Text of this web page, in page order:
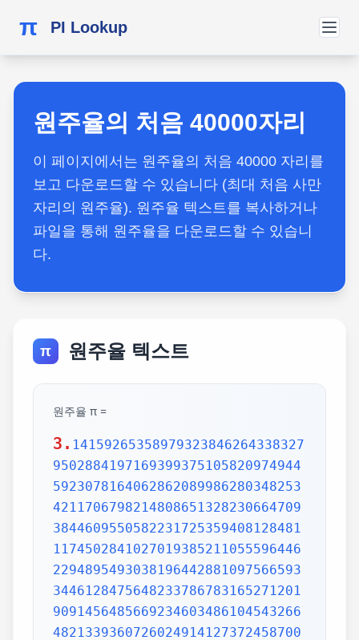
π PI Lookup
원주율의 처음 40000자리
이 페이지에서는 원주율의 처음 40000 자리를
보고 다운로드할 수 있습니다 (최대 처음 사만
자리의 원주율). 원주율 텍스트를 복사하거나
파일을 통해 원주율을 다운로드할 수 있습니
다.
π 원주율 텍스트
원주율 π =
3. 1415926535897932384626433832795028841971693993751058209749445923078164062862089986280348253421170679821480865132823066470938446095505822317253594081284811174502841027019385211055596446229489549303819644288109756659334461284756482337867831652712019091456485669234603486104543266482133936072602491412737245870066063155881748815209209628292540917153643678925903600113305305488204665213841469519415116094330572703657595919530921861173819326117931051185480744623799627495673518857527248912279381830119491298336733624406566430860213949463952247371907021798609437027705392171762931767523846748184676694051320005681271452635608277857713427577896091736371787214684409012249534301465495853710507922796892589235420199561121290219608640344181598136297747713099605187072113499999983729780499510597317328160963185950244594553469083026425223082533446850352619311881710100031378387528865875332083814206171776691473035982534904287554687311595628638823537875937519577818577805321712268066130019278766111959092164201989380952572010654858632788659361533818279682303019520353018529689957736225994138912497217752834791315155748572424541506959508295331168617278558890750983817546374649393192550604009277016711390098488240128583616035637076601047101819429555961989467678374494482553797747268471040475346462080466842590694912933136770289891521047521620569660240580381501935112533824300355876402474964732639141992726042699227967823547816360093417216412199245863150302861829745557067498385054945885869269956909272107975093029553211653449872027559602364806654991198818347977535663698074265425278625518184175746728909777727938000816470600161452491921732172147723501414419735685481613611573525521334757418494684385233239073941433345477624168625189835694855620992192221842725502542568876717904946016534668049886272327917860857843838279679766814541009538837863609506800642251252051173929848960841284886269456042419652850222106611863067442786220391949450471237137869609563643719172874677646575739624138908658326459958133904780275900994657640789512694683983525957098258226205224894077267194782684826014769909026401363944374553050682034962524517493996514314298091906592509372216964615157098583874105978859597729754989301617539284681382686838689427741559918559252459539594310499725246808459872736446958486538367362226260991246080512438843904512441365497627807977156914359977001296160894416948685558484063534220722258284886481584560285060168427394522674676788952521385225499546667278239864565961163548862305774564980355936345681743241125150760694794510965960940252288797108931456691368672287489405601015033086179286809208747609178249385890097149096759852613655497818931297848216829989487226588048575640142704775551323796414515237462343645428584447952658678210511413547357395231134271661021359695362314429524849371871101457654035902799344037420073105785390621983874478084784896833214457138687519435064302184531910484810053706146806749192781911979399520614196634287544406437451237181921799983910159195618146751426912397489409071864942319615679452080951465502252316038819301420937621378559566389377870830390697920773467221825625996615014215030680384477345492026054146659252014974428507325186660021324340881907104863317346496514539057962685610055081066587969981635747363840525714591028970641401109712062804390397595156771577004203378699360072305587631763594218731251471205329281918261861258673215791984148488291644706095752706957220917567116722910981690915280173506712748583222871835209353965725121083579151369882091444210067510334671103141267111369908658516398315019701651511685171437657618351556508849099898599823873455283316355076479185358932261854896321329330898570642046752590709154814165498594616371802709819943099244889575712828905923233260972997120844335732654893823911932597463667305836041428138830320382490375898524374417029132765618093773444030707469211201913020330380197621101100449293215160842444859637669838952286847831235526582131449576857262433441893039686426243410773226978028073189154411010446823252716201052652272111660396665573092547110557853763466820653109896526918620564769312570586356620185581007293606598764861179104533488503461136576867532494416680396265797877185560845529654126654085306143444318586769751456614068007002378776591344017127494704205622305389945613140711270004078547332699390814546646458807972708266830634328587856983052358089330657574067954571637752542021149557615814002501262285941302164715509792592309907965473761255176567513575178296664547791745011299614890304639947132962107340437518957359614589019389713111790429782856475032031986915140287080859904801094121472213179476477726224142548545403321571853061422881375850430633217518297986622371721591607716692547487389866549494501146540628433663937900397692656721463853067360965712091807638327166416274888800786925602902284721040317211860820419000422966171196377921337575114959501566049631862947265473642523081770367515906735023507283540567040386743513622224771589150495309844489333096340878076932599397805419341447377441842631298608099888687413260472156951623965864573021631598193195167353812974167729478672422924654366800980676928238280689964004824354037014163149658979409243237896907069779422362508221688957383798623001593776471651228935786015881617557829735233446042815126272037343146531977774160319906655418763979293344195215413418994854447345673831624993419131814809277771038638773431772075456545322077709212019051660962804909263601975988281613323166636528619326686336062735676303544776280350450777235547105859548702790814356240145171806246436267945612753181340783303362542327839449753824372058353114771199260638133467768796959703098339130771098704085913374641442822772634659470474587847787201927715280731767907707157213444730605700733492436931138350493163128404251219256517980694113528013147013047816437885185290928545201165839341965621349143415956258658655705526904965209858033850722426482939728584783163057777560688876446248246857926039535277348030480290058760758251047470916439613626760449256274204208320856611906254543372131535958450687724602901618766795240616342522577195429162991930645537799140373404328752628889639958794757291746426357455254079091451357111369410911939325191076020825202618798531887705842972591677813149699009019211697173727847684726860849003377024242916513005005168323364350389517029893922334517220138128069650117844087451960121228599371623130171144484640903890644954440061986907548516026327505298349187407866808818338510228334508504860825039302133219715518430635455007668282949304137765527939751754613953984683393638304746119966538581538420568533862186725233402830871123282789212507712629463229563989898935821167456270102183564622013496715188190973038119800497340723961036854066431939509790190699639552453005450580685501956730229219139339185680344903982059551002263535361920419947455385938102343955449597783779023742161727111723643435439478221818528624085140066604433258885698670543154706965747458550332323342107301545940516553790686627333799585115625784322988273723198987571415957811196358330059408730681216028764962867446047746491599505497374256269010490377819868359381465741268049256487985561453723478673303904688383436346553794986419270563872931748723320837601123029911367938627089438799362016295154133714248928307220126901475466847653576164773794675200490757155527819653621323926406160136358155907422020203187277605277219005561484255518792530343513984425322341576233610642506390497500865627109535919465897514131034822769306247435363256916078154781811528436679570611086153315044521274739245449454236828860613408414863776700961207151249140430272538607648236341433462351897576645216413767969031495019108575984423919862916421939949072362346468441173940326591840443780513338945257423995082965912285085558215725031071257012668302402929525220118726767562204154205161841634847565169998116141010029960783869092916030288400269104140792886215078424516709087000699282120660418371806535567252532567532861291042487761825829765157959847035622262934860034158722980534989650226291748788202734209222245339856264766914905562842503912757710284027998066365825488926488025456610172967026640765590429099456815065265305371829412703369313785178609040708667114965583434347693385781711386455873678123014587687126603489139095620099393610310291616152881384379099042317473363948045759314931405297634757481193567091101377517210080315590248530906692037671922033229094334676851422144773793937517034436619910403375111735471918550464490263655128162288244625759163330391072253837421821408835086573917715096828874782656995995744906617583441375223970968340800535598491754173818839994469748676265516582765848358845314277568790029095170283529716344562129640435231176006651012412006597558512761785838292041974844236080071930457618932349229279650198751872127267507981255470958904556357921221033346697499235630254947802490114195212382815309114079073860251522742995818072471625916685451333123948049470791191532673430282441860414263639548000448002670496248201792896476697583183271314251702969234889627668440323260927524960357996469256504936818360900323809293459588970695365349406034021665443755890045632882250545255640564482465151875471196218443965825337543885690941130315095261793780029741207665147939425902989695946995565761218656196733786236256125216320862869222103274889218654364802296780705765615144632046927906821207388377814233562823608963208068222468012248261177185896381409183903673672220888321513755600372798394004152970028783076670944474560134556417254370906979396122571429894671543578468788614445812314593571984922528471605049221242470141214780573455105008019086996033027634787081081754501193071412233908663938339529425786905076431006383519834389341596131854347546495569781038293097164651438407007073604112373599843452251610507027056235266012764848308407611830130527932054274628654036036745328651057065874882256981579367897669742205750596834408697350201410206723585020072452256326513410559240190274216248439140359989535394590944070469120914093870012645600162374288021092764579310657922955249887275846101264836999892256959688159205600101655256375678